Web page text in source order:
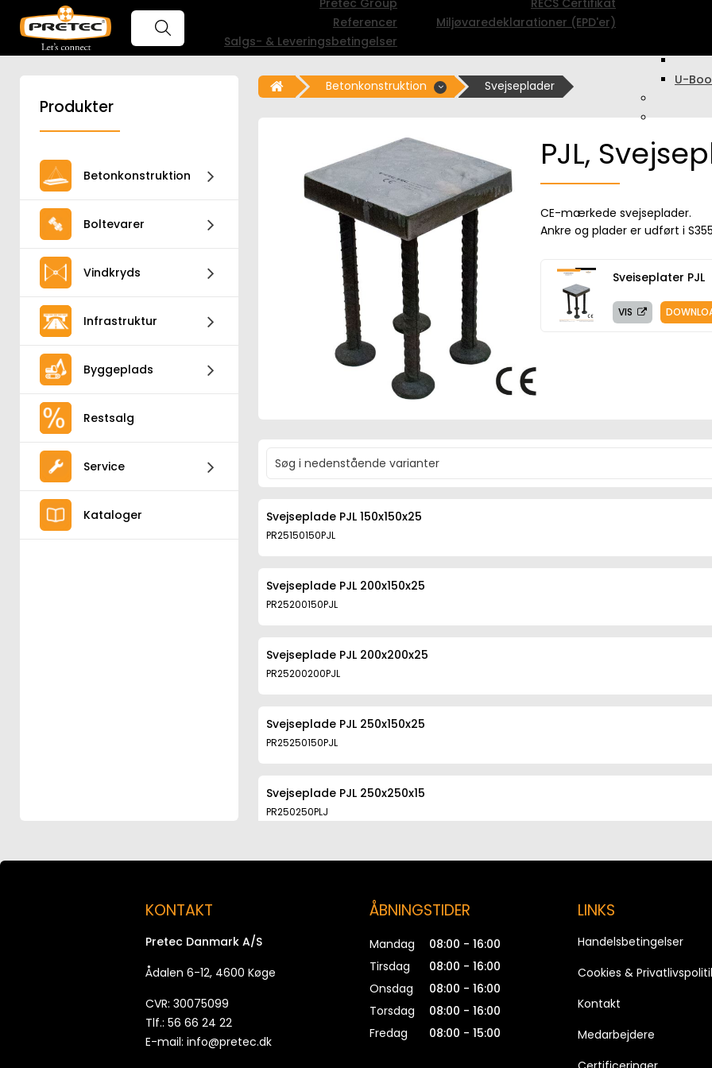
Pretec Group
Referencer
Salgs- & Leveringsbetingelser
RECS Certifikat
Miljøvaredeklarationer (EPD'er)
U-
Produkter
Betonkonstruktion
Boltevarer
Vindkryds
Infrastruktur
Byggeplads
Restsalg
Service
Kataloger
Betonkonstruktion Svejseplader
PJL,
CE-mærkede svejseplader.
Ankre og plader er udført i
Sveiseplater PJL
VIS
Svejseplade PJL 150x150x25
PR25150150PJL
Svejseplade PJL 200x150x25
PR25200150PJL
Svejseplade PJL 200x200x25
PR25200200PJL
Svejseplade PJL 250x150x25
PR25250150PJL
Svejseplade PJL 250x250x15
PR250250PLJ
Svejseplade PJL 250x200x25
Svejseplade PJL 300x200x25
KONTAKT
Pretec Danmark A/S
Ådalen 6-12, 4600 Køge
CVR: 30075099
Tlf.: 56 66 24 22
E-mail: info@pretec.dk
ÅBNINGSTIDER
Mandag
08:00 - 16:00
Tirsdag
08:00 - 16:00
Onsdag
08:00 - 16:00
Torsdag
08:00 - 16:00
Fredag
08:00 - 15:00
LINKS
Handelsbetingelser
Cookies &
Kontakt
Medarbejdere